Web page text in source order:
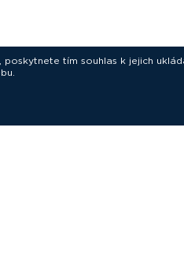
poskytnete tím souhlas k jejich